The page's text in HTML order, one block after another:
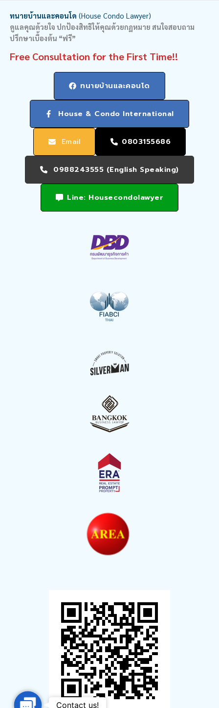
ดาวน์
ได้
ทนายบ้านและคอนโด (House Condo Lawyer)
ดูแลคุณด้วยใจ ปกป้องสิทธิให้คุณด้วยกฏหมาย สนใจสอบถาม
ปรึกษาเบื้องต้น “ฟรี”
Free Consultation for the First Time!!
ทนายบ้านและคอนโด
House & Condo International
Email 0803155686
0988243555 (English Speaking)
Line: Housecondolawyer
Contact Contact us!